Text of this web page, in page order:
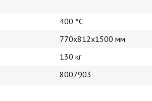
400 °С
770х812х1500 мм
130 кг
8007903